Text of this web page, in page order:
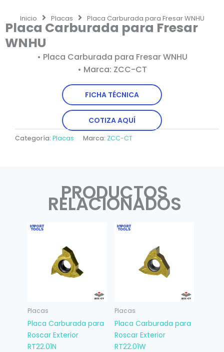
Inicio Placas Placa Carburada para Fresar WNHU
Placa Carburada para Fresar
WNHU
• Placa Carburada para Fresar WNHU
• Marca: ZCC-CT
FICHA TÉCNICA
COTIZA AQUÍ
Categoría: Placas Marca: ZCC-CT
PRODUCTOS
RELACIONADOS
Placas
Placa Carburada para
Roscar Exterior
RT22.01N
Placas
Placa Carburada para
Roscar Exterior
RT22.01W